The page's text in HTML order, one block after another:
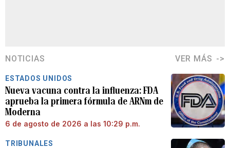
NOTICIAS VER MÁS
ESTADOS UNIDOS
Nueva vacuna contra la influenza: FDA
aprueba la primera fórmula de ARNm de
Moderna
6 de agosto de 2026 a las 10:29 p.m.
TRIBUNALES